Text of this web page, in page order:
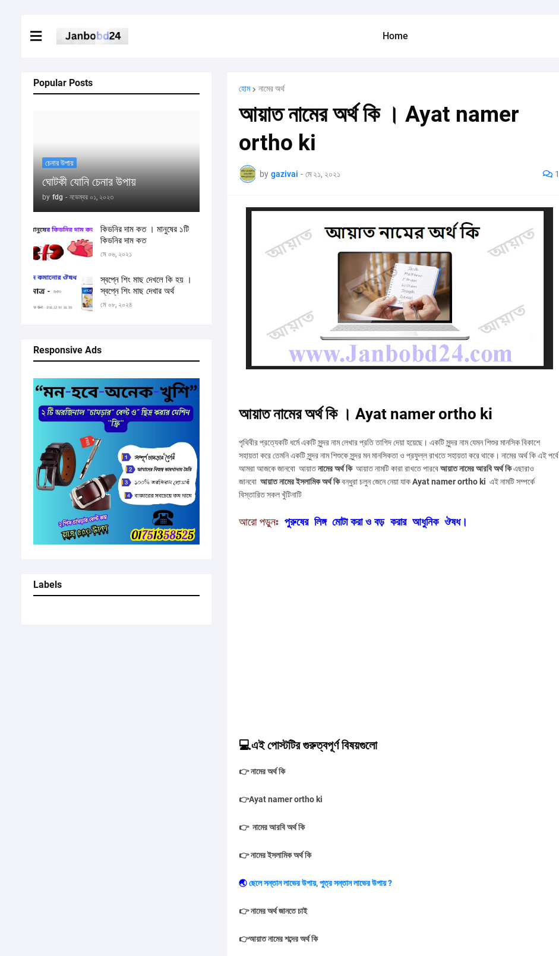
Home
Popular Posts
চেনার উপায়
ঘোটকী যোনি চেনার উপায়
by fdg - নভেম্বর ০১, ২০২৩
কিডনির দাম কত । মানুষের ১টি
কিডনির দাম কত
মে ০৬, ২০২১
স্বপ্নে শিং মাছ দেখলে কি হয় ।
স্বপ্নে শিং মাছ দেখার অর্থ
মে ০৮, ২০২৪
Responsive Ads
Labels
হোম নামের অর্থ
আয়াত নামের অর্থ কি । Ayat namer
ortho ki
by gazivai - মে ২১, ২০২১ 1
আয়াত নামের অর্থ কি । Ayat namer ortho ki
পৃথিবীর প্রত্যেকটি ধর্মে একটি সুন্দর নাম লেখার প্রতি তাগিদ দেয়া হয়েছে। একটি সুন্দর নাম যেমন শিশুর মানসিক বিকাশে
সহায়তা করে তেমনি একটি সুন্দর নাম শিশুকে সুন্দর মন মানসিকতা ও প্রফুল্ল রাখতে সহায়তা করে থাকে। নামের অর্থ কি এই পর্বে
আমরা আজকে জানবো আয়াতনামের অর্থ কি আয়াত নামটি কারা রাখতে পারবেআয়াত নামের আরবি অর্থ কিএছারাও
জানবো আয়াত নামের ইসলামিক অর্থ কিবন্ধুরা চলুন জেনে নেয়া যাকAyat namer ortho ki এই নামটি সম্পর্কে
বিস্তারিত সকল খুঁটিনাটি
আরো পড়ুনঃ পুরুষের লিঙ্গ মোটা করা ও বড় করার আধুনিক ঔষধ।
💻এই পোস্টটির গুরুত্বপূর্ণ বিষয়গুলো
👉 নামের অর্থ কি
👉Ayat namer ortho ki
👉 নামের আরবি অর্থ কি
👉নামের ইসলামিক অর্থ কি
🌏ছেলেসন্তানলাভেরউপায়,পুত্রসন্তানলাভেরউপায়?
👉নামের অর্থ জানতে চাই
👉আয়াত নামের শব্দের অর্থ কি